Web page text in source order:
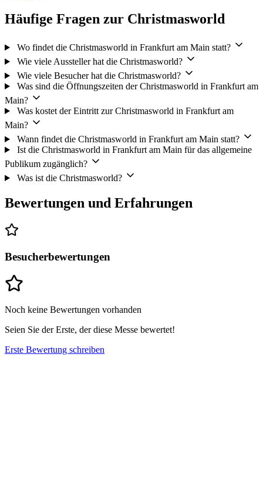
Häufige Fragen zur Christmasworld
Wo findet die Christmasworld in Frankfurt am Main statt?
Wie viele Aussteller hat die Christmasworld?
Wie viele Besucher hat die Christmasworld?
Was sind die Öffnungszeiten der Christmasworld in Frankfurt am
Main?
Was kostet der Eintritt zur Christmasworld in Frankfurt am
Main?
Wann findet die Christmasworld in Frankfurt am Main statt?
Ist die Christmasworld in Frankfurt am Main für das allgemeine
Publikum zugänglich?
Was ist die Christmasworld?
Bewertungen und Erfahrungen
Besucherbewertungen
Noch keine Bewertungen vorhanden
Seien Sie der Erste, der diese Messe bewertet!
Erste Bewertung schreiben